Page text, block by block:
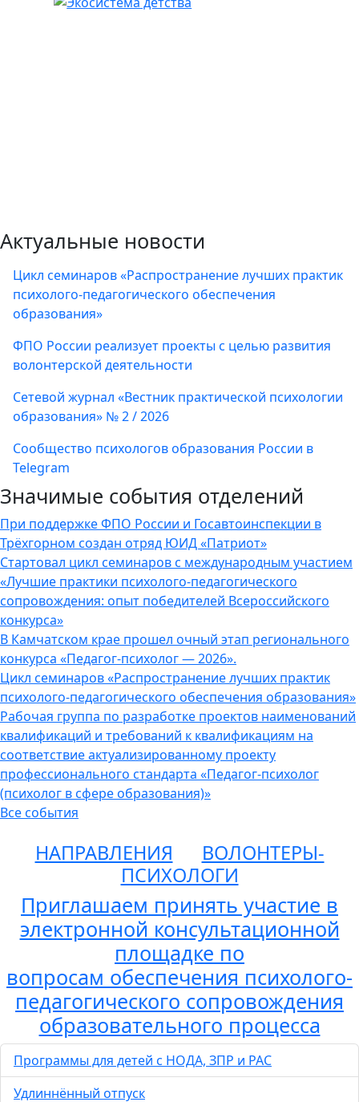
Актуальные новости
Цикл семинаров «Распространение лучших практик
психолого-педагогического обеспечения
образования»
ФПО России реализует проекты с целью развития
волонтерской деятельности
Сетевой журнал «Вестник практической психологии
образования» № 2 / 2026
Сообщество психологов образования России в
Telegram
Значимые события отделений
При поддержке ФПО России и Госавтоинспекции в
Трёхгорном создан отряд ЮИД «Патриот»
Стартовал цикл семинаров с международным участием
«Лучшие практики психолого-педагогического
сопровождения: опыт победителей Всероссийского
конкурса»
В Камчатском крае прошел очный этап регионального
конкурса «Педагог-психолог — 2026».
Цикл семинаров «Распространение лучших практик
психолого-педагогического обеспечения образования»
Рабочая группа по разработке проектов наименований
квалификаций и требований к квалификациям на
соответствие актуализированному проекту
профессионального стандарта «Педагог-психолог
(психолог в сфере образования)»
Все события
НАПРАВЛЕНИЯ
ВОЛОНТЕРЫ-
ПСИХОЛОГИ
Приглашаем принять участие в
электронной консультационной
площадке по
вопросам обеспечения психолого-
педагогического сопровождения
образовательного процесса
Программы для детей с НОДА, ЗПР и РАС
Удлиннённый отпуск